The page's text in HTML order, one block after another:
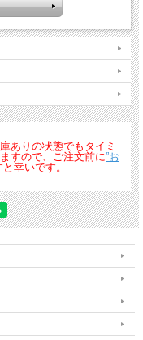
ありの状態でもタイミ
すので、ご注文前に”お
幸いです。